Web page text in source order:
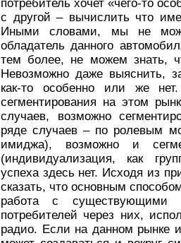
потребитель хочет «чего-то
с другой – вычислить что
Иными словами, мы не
обладатель данного
тем более, не можем знать,
Невозможно даже выяснить,
как-то особенно или же
сегментирования на этом
случаев, возможно
ряде случаев – по ролевым
имиджа), возможно и
(индивидуализация, как
успеха здесь нет. Исходя из
сказать, что основным
работа с существующими
потребителей через них,
радио. Если на данном рынке